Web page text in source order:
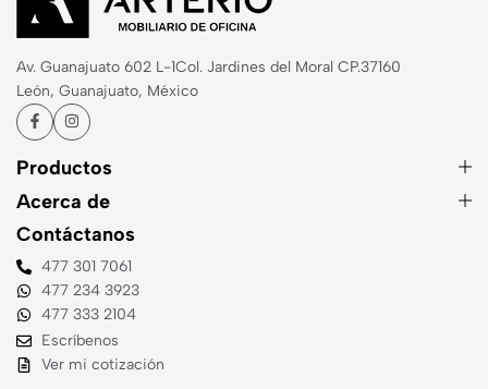
Av. Guanajuato 602 L-1Col. Jardines del Moral CP.37160
León, Guanajuato, México
Productos
Acerca de
Contáctanos
477 301 7061
477 234 3923
477 333 2104
Escríbenos
Ver mi cotización